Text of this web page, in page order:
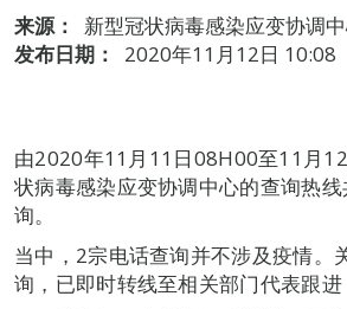
来源：
新型冠状病毒感染应变协调
发布日期：
2020年11月12日 10:08
由2020年11月11日08H00至11月
状病毒感染应变协调中心的查询热
询。
当中，2宗电话查询并不涉及疫情。
询，已即时转线至相关部门代表跟进